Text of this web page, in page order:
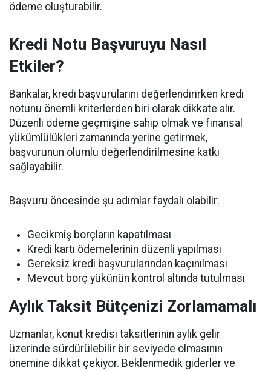
ödeme oluşturabilir.
Kredi Notu Başvuruyu Nasıl
Etkiler?
Bankalar, kredi başvurularını değerlendirirken kredi
notunu önemli kriterlerden biri olarak dikkate alır.
Düzenli ödeme geçmişine sahip olmak ve finansal
yükümlülükleri zamanında yerine getirmek,
başvurunun olumlu değerlendirilmesine katkı
sağlayabilir.
Başvuru öncesinde şu adımlar faydalı olabilir:
Gecikmiş borçların kapatılması
Kredi kartı ödemelerinin düzenli yapılması
Gereksiz kredi başvurularından kaçınılması
Mevcut borç yükünün kontrol altında tutulması
Aylık Taksit Bütçenizi Zorlamamalı
Uzmanlar, konut kredisi taksitlerinin aylık gelir
üzerinde sürdürülebilir bir seviyede olmasının
önemine dikkat çekiyor. Beklenmedik giderler ve